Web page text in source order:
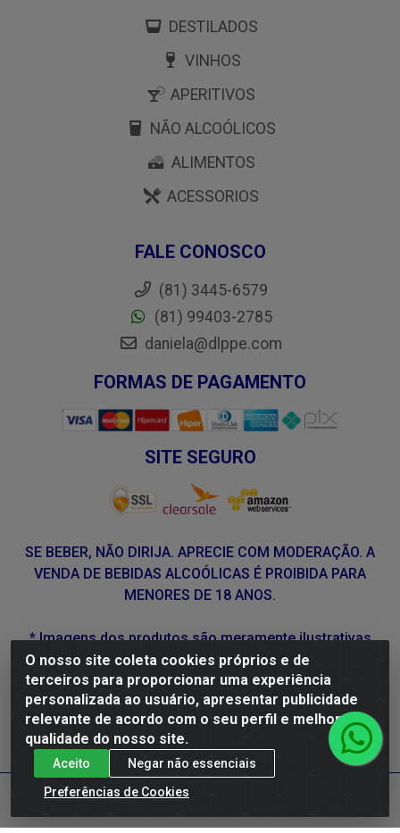
O nosso site coleta cookies próprios e de
terceiros para proporcionar uma experiência
personalizada ao usuário, apresentar publicidade
relevante de acordo com o seu perfil e melhorar a
qualidade do nosso site.
Aceito
Negar não essenciais
Preferências de Cookies
DESTILADOS
VINHOS
APERITIVOS
NÃO ALCOÓLICOS
ALIMENTOS
ACESSORIOS
FALE CONOSCO
(81) 3445-6579
(81) 99403-2785
daniela@dlppe.com
FORMAS DE PAGAMENTO
SITE SEGURO
SE BEBER, NÃO DIRIJA. APRECIE COM MODERAÇÃO. A
VENDA DE BEBIDAS ALCOÓLICAS É PROIBIDA PARA
MENORES DE 18 ANOS.
* Imagens dos produtos são meramente ilustrativas
DLP Vinhos - Av. Engenheiro Abdias de Carvalho, 962 -
Torrões, Recife/PE - CEP 50.640-525 - CNPJ
05.429.222/0001-48